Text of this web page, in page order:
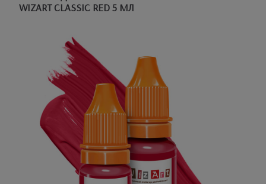
WIZART CLASSIC RED 5 МЛ